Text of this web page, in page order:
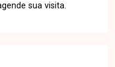
sua visita.